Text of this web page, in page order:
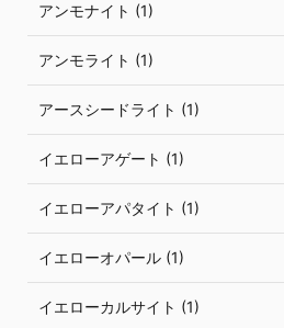
アンモナイト (1)
アンモライト (1)
アースシードライト (1)
イエローアゲート (1)
イエローアパタイト (1)
イエローオパール (1)
イエローカルサイト (1)